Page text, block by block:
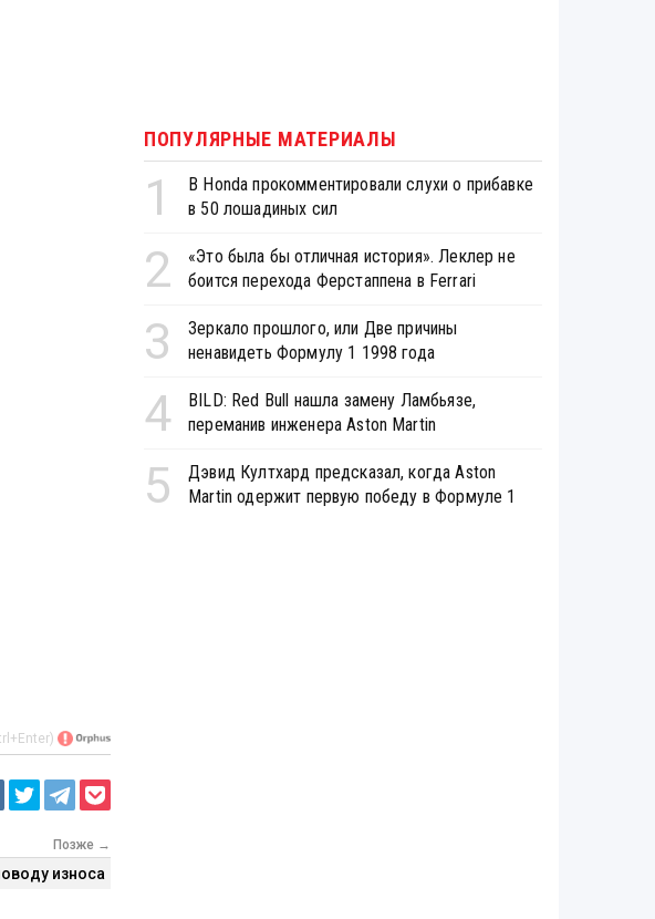
Позже →
износа
ПОПУЛЯРНЫЕ МАТЕРИАЛЫ
1
В Honda прокомментировали слухи о прибавке
в 50 лошадиных сил
2
«Это была бы отличная история». Леклер не
боится перехода Ферстаппена в Ferrari
3
Зеркало прошлого, или Две причины
ненавидеть Формулу 1 1998 года
4
BILD: Red Bull нашла замену Ламбьязе,
переманив инженера Aston Martin
5
Дэвид Култхард предсказал, когда Aston
Martin одержит первую победу в Формуле 1